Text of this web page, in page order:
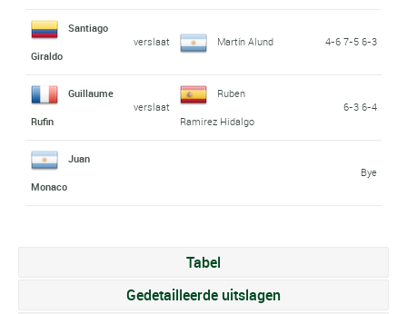
Santiago
Giraldo
verslaat Martín Alund 4-6 7-5 6-3
Guillaume
Rufin
verslaat
Ruben
Ramirez Hidalgo
6-3 6-4
Juan
Monaco
Bye
Tabel
Gedetailleerde uitslagen